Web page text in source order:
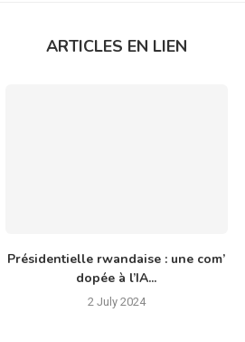
ARTICLES EN LIEN
Présidentielle rwandaise : une com’
dopée à l’IA...
2 July 2024